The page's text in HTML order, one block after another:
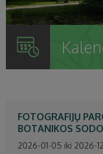
FOTOGRAFIJŲ
BOTANIKOS
2026-01-05 iki 2026-